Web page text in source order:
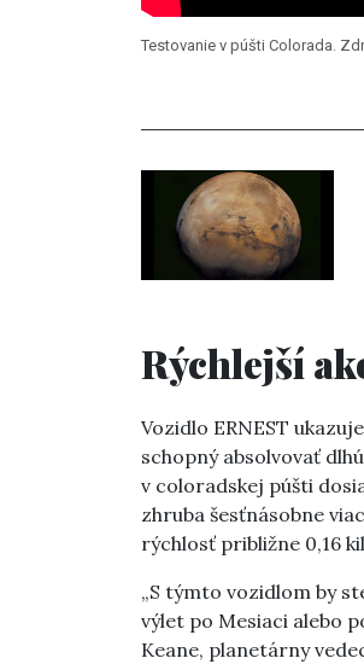
Testovanie v púšti Colorada.
Rýchlejší
Vozidlo ERNEST
schopný absolvovať
v coloradskej púšti
zhruba šesťnásobne
rýchlosť približne 0,16
„S týmto vozidlom by
výlet po Mesiaci alebo
Keane, planetárny